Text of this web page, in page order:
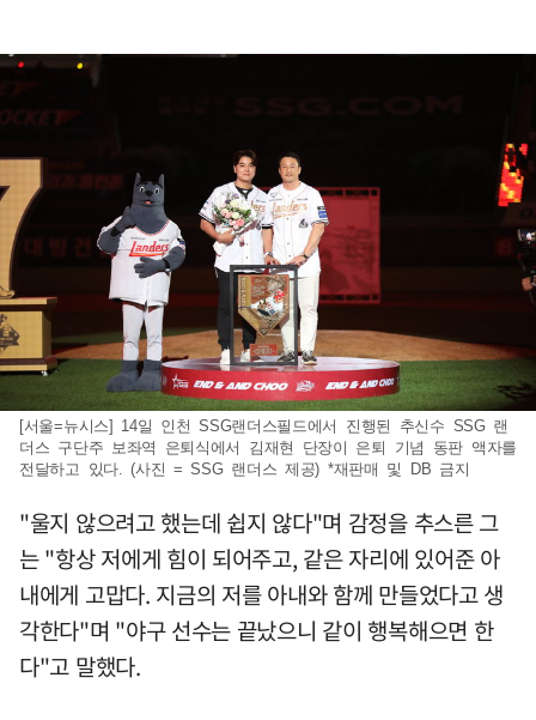
[서울=뉴시스] 14일 인천 SSG랜더스필드에서 진행된 추신수 SSG 랜
더스 구단주 보좌역 은퇴식에서 김재현 단장이 은퇴 기념 동판 액자를
전달하고 있다. (사진 = SSG 랜더스 제공) *재판매 및 DB 금지
"울지 않으려고 했는데 쉽지 않다"며 감정을 추스른 그
는 "항상 저에게 힘이 되어주고, 같은 자리에 있어준 아
내에게 고맙다. 지금의 저를 아내와 함께 만들었다고 생
각한다"며 "야구 선수는 끝났으니 같이 행복해으면 한
다"고 말했다.